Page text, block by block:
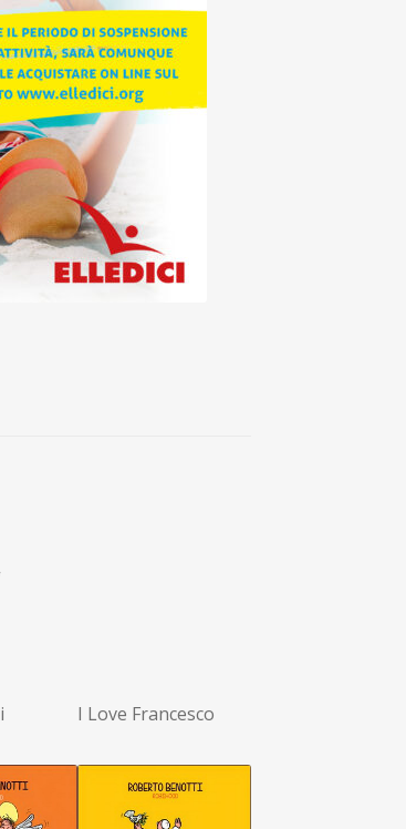
I Love Francesco